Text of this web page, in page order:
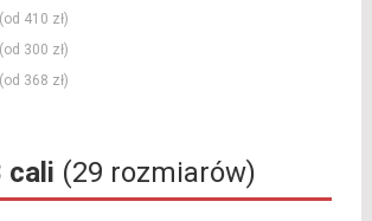
410 zł)
300 zł)
368 zł)
cali (29 rozmiarów)